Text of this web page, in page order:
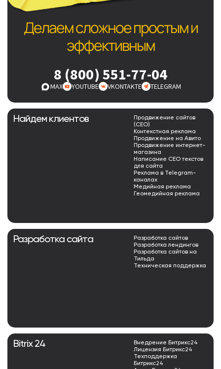
Найдем клиентов
Продвижение сайтов
(СЕО)
Контекстная реклама
Продвижение на Авито
Продвижение интернет-
магазина
Написание СЕО текстов
для сайта
Реклама в Telegram-
каналах
Медийная реклама
Геомедийная реклама
Делаем сложное простым и
эффективным
8 (800) 551-77-04
MAX YOUTUBE VKONTAKTE TELEGRAM
Разработка сайта
Разработка сайтов
Разработка лендингов
Разработка сайтов на
Тильда
Техническая поддержка
Bitrix 24
Внедрение Битрикс24
Лицензия Битрикс24
Техподдержка
Битрикс24